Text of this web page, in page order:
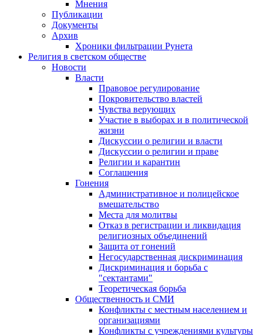
Мнения
Публикации
Документы
Архив
Хроники фильтрации Рунета
Религия в светском обществе
Новости
Власти
Правовое регулирование
Покровительство властей
Чувства верующих
Участие в выборах и в политической
жизни
Дискуссии о религии и власти
Дискуссии о религии и праве
Религии и карантин
Соглашения
Гонения
Административное и полицейское
вмешательство
Места для молитвы
Отказ в регистрации и ликвидация
религиозных объединений
Защита от гонений
Негосударственная дискриминация
Дискриминация и борьба с
"сектантами"
Теоретическая борьба
Общественность и СМИ
Конфликты с местным населением и
организациями
Конфликты с учреждениями культуры